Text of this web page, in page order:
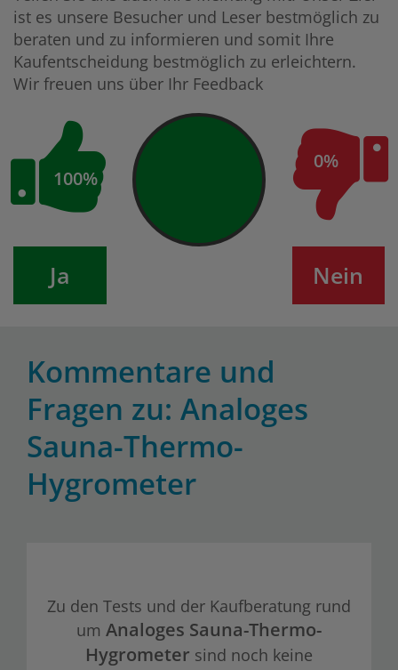
ist es unsere Besucher und Leser bestmöglich zu
beraten und zu informieren und somit Ihre
Kaufentscheidung bestmöglich zu erleichtern.
Wir freuen uns über Ihr Feedback
100%
0%
Ja Nein
Kommentare und
Fragen zu: Analoges
Sauna-Thermo-
Hygrometer
Zu den Tests und der Kaufberatung rund
um Analoges Sauna-Thermo-
Hygrometer sind noch keine